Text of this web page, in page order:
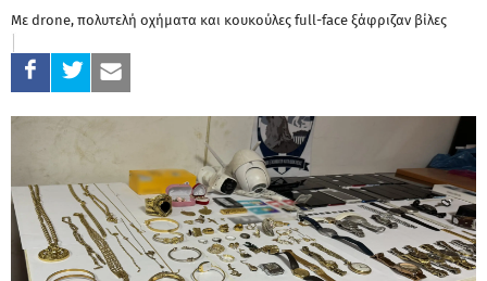
Με drone, πολυτελή οχήματα και κουκούλες full-face ξάφριζαν βίλες